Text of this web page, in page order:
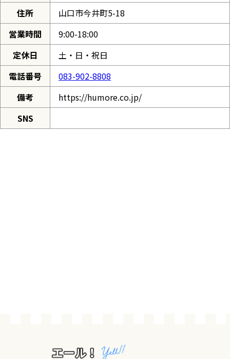
住所
山口市今井町5-18
営業時間
9:00-18:00
定休日
土・日・祝日
電話番号
083-902-8808
備考
https://humore.co.jp/
SNS